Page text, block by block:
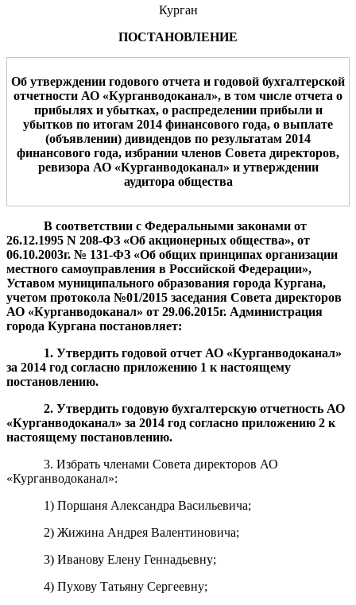
Курган
ПОСТАНОВЛЕНИЕ
Об утверждении годового отчета и годовой бухгалтерской
отчетности АО «Курганводоканал», в том числе отчета о
прибылях и убытках, о распределении прибыли и
убытков по итогам 2014 финансового года, о выплате
(объявлении) дивидендов по результатам 2014
финансового года, избрании членов Совета директоров,
ревизора АО «Курганводоканал» и утверждении
аудитора общества
В соответствии с Федеральными законами от
26.12.1995 N 208-ФЗ «Об акционерных общества», от
06.10.2003г. № 131-ФЗ «Об общих принципах организации
местного самоуправления в Российской Федерации»,
Уставом муниципального образования города Кургана,
учетом протокола №01/2015 заседания Совета директоров
АО «Курганводоканал» от 29.06.2015г. Администрация
города Кургана постановляет:
1. Утвердить годовой отчет АО «Курганводоканал»
за 2014 год согласно приложению 1 к настоящему
постановлению.
2. Утвердить годовуюбухгалтерскую отчетность АО
«Курганводоканал» за 2014 год согласно приложению 2 к
настоящему постановлению.
3. Избрать членами Совета директоров АО
«Курганводоканал»:
1) Поршаня Александра Васильевича;
2) Жижина Андрея Валентиновича;
3) Иванову Елену Геннадьевну;
4) Пухову Татьяну Сергеевну;